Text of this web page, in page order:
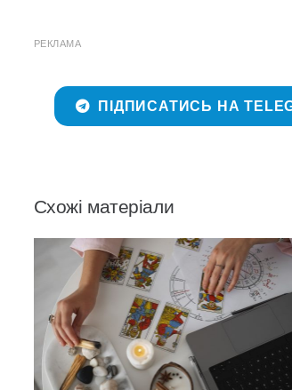
РЕКЛАМА
ПІДПИСАТИСЬ НА
Схожі матеріали